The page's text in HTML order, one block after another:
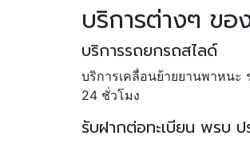
บริการต่างๆ ของ
บริการรถยกรถสไลด์
บริการเคลื่อนย้ายยานพาหนะ
24 ชั่วโมง
รับฝากต่อทะเบียน พรบ ป